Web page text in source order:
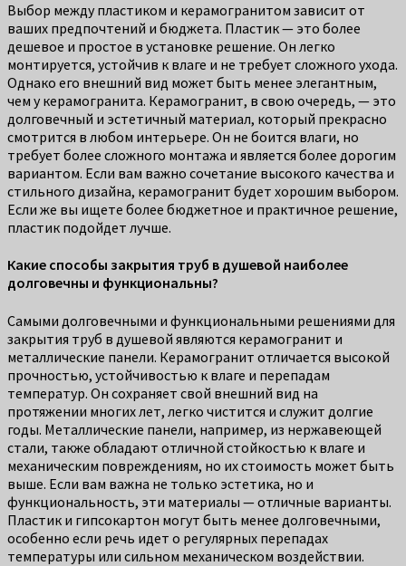
Выбор между пластиком и керамогранитом зависит от
ваших предпочтений и бюджета. Пластик — это более
дешевое и простое в установке решение. Он легко
монтируется, устойчив к влаге и не требует сложного ухода.
Однако его внешний вид может быть менее элегантным,
чем у керамогранита. Керамогранит, в свою очередь, — это
долговечный и эстетичный материал, который прекрасно
смотрится в любом интерьере. Он не боится влаги, но
требует более сложного монтажа и является более дорогим
вариантом. Если вам важно сочетание высокого качества и
стильного дизайна, керамогранит будет хорошим выбором.
Если же вы ищете более бюджетное и практичное решение,
пластик подойдет лучше.
Какие способы закрытия труб в душевой наиболее
долговечны и функциональны?
Самыми долговечными и функциональными решениями для
закрытия труб в душевой являются керамогранит и
металлические панели. Керамогранит отличается высокой
прочностью, устойчивостью к влаге и перепадам
температур. Он сохраняет свой внешний вид на
протяжении многих лет, легко чистится и служит долгие
годы. Металлические панели, например, из нержавеющей
стали, также обладают отличной стойкостью к влаге и
механическим повреждениям, но их стоимость может быть
выше. Если вам важна не только эстетика, но и
функциональность, эти материалы — отличные варианты.
Пластик и гипсокартон могут быть менее долговечными,
особенно если речь идет о регулярных перепадах
температуры или сильном механическом воздействии.